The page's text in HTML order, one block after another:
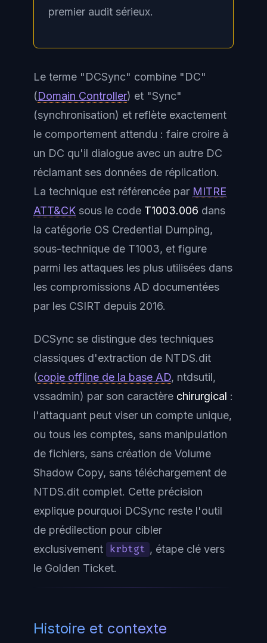
premier audit sérieux.
Le terme "DCSync" combine "DC"
(Domain Controller) et "Sync"
(synchronisation) et reflète exactement
le comportement attendu : faire croire à
un DC qu'il dialogue avec un autre DC
réclamant ses données de réplication.
La technique est référencée par MITRE
ATT&CK sous le code T1003.006 dans
la catégorie OS Credential Dumping,
sous-technique de T1003, et figure
parmi les attaques les plus utilisées dans
les compromissions AD documentées
par les CSIRT depuis 2016.
DCSync se distingue des techniques
classiques d'extraction de NTDS.dit
(copie offline de la base AD, ntdsutil,
vssadmin) par son caractère chirurgical :
l'attaquant peut viser un compte unique,
ou tous les comptes, sans manipulation
de fichiers, sans création de Volume
Shadow Copy, sans téléchargement de
NTDS.dit complet. Cette précision
explique pourquoi DCSync reste l'outil
de prédilection pour cibler
exclusivement krbtgt , étape clé vers
le Golden Ticket.
Histoire et contexte